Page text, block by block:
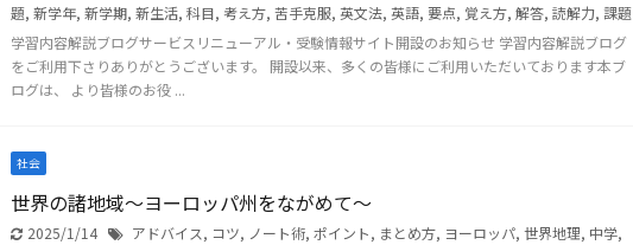
題, 新学年, 新学期, 新生活, 科目, 考え方, 苦手克服, 英文法, 英語, 要点, 覚え方, 解答, 読解力, 課題
学習内容解説ブログサービスリニューアル・受験情報サイト開設のお知らせ 学習内容解説ブログ
をご利用下さりありがとうございます。 開設以来、多くの皆様にご利用いただいております本ブ
ログは、 より皆様のお役 ...
社会
世界の諸地域～ヨーロッパ州をながめて～
2025/1/14 アドバイス, コツ, ノート術, ポイント, まとめ方, ヨーロッパ, 世界地理, 中学,